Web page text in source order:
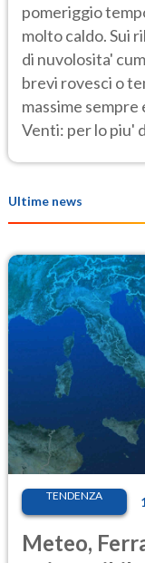
pomeriggio
molto caldo. Sui
di nuvolosita'
brevi rovesci o
massime
Venti: per lo piu'
Ultime news
TENDENZA
Meteo,